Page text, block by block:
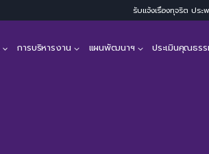
รับแจ้งเรื่องทุจริต ปร
การบริหารงาน แผนพัฒนาฯ ประเมินคุณธร